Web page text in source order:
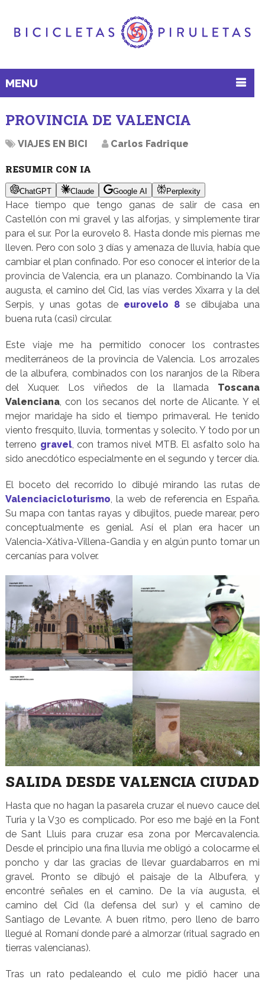
MENU
PROVINCIA DE VALENCIA
VIAJES EN BICI Carlos Fadrique
RESUMIR CON IA
ChatGPT Claude Google AI Perplexity
Hace tiempo que tengo ganas de salir de casa en
Castellón con mi gravel y las alforjas, y simplemente tirar
para el sur. Por la eurovelo 8. Hasta donde mis piernas me
lleven. Pero con solo 3 días y amenaza de lluvia, había que
cambiar el plan confinado. Por eso conocer el interior de la
provincia de Valencia, era un planazo. Combinando la Vía
augusta, el camino del Cid, las vías verdes Xixarra y la del
Serpis, y unas gotas de eurovelo 8 se dibujaba una
buena ruta (casi) circular.
Este viaje me ha permitido conocer los contrastes
mediterráneos de la provincia de Valencia. Los arrozales
de la albufera, combinados con los naranjos de la Ribera
del Xuquer. Los viñedos de la llamada Toscana
Valenciana, con los secanos del norte de Alicante. Y el
mejor maridaje ha sido el tiempo primaveral. He tenido
viento fresquito, lluvia, tormentas y solecito. Y todo por un
terreno gravel, con tramos nivel MTB. El asfalto solo ha
sido anecdótico especialmente en el segundo y tercer día.
El boceto del recorrido lo dibujé mirando las rutas de
Valenciacicloturismo , la web de referencia en España.
Su mapa con tantas rayas y dibujitos, puede marear, pero
conceptualmente es genial. Así el plan era hacer un
Valencia-Xátiva-Villena-Gandia y en algún punto tomar un
cercanías para volver.
SALIDA DESDE VALENCIA CIUDAD
Hasta que no hagan la pasarela cruzar el nuevo cauce del
Turia y la V30 es complicado. Por eso me bajé en la Font
de Sant Lluis para cruzar esa zona por Mercavalencia.
Desde el principio una fina lluvia me obligó a colocarme el
poncho y dar las gracias de llevar guardabarros en mi
gravel. Pronto se dibujó el paisaje de la Albufera, y
encontré señales en el camino. De la vía augusta, el
camino del Cid (la defensa del sur) y el camino de
Santiago de Levante. A buen ritmo, pero lleno de barro
llegué al Romaní donde paré a almorzar (ritual sagrado en
tierras valencianas).
Tras un rato pedaleando el culo me pidió hacer una